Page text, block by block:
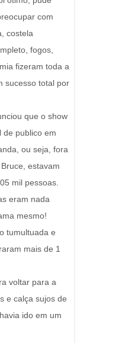
com
costela
fogos,
fizeram toda a
sucesso total por
que o show
de publico em
ou seja, fora
estavam
mil pessoas.
eram nada
mesmo!
tumultuada e
mais de 1
voltar para a
e calça sujos de
ido em um